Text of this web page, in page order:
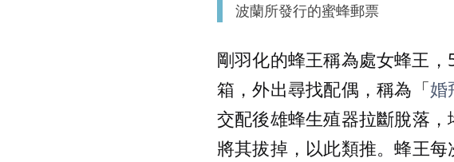
波蘭所發行的蜜蜂郵票
剛羽化的蜂王稱為處女蜂王
箱，外出尋找配偶，稱為「婚
交配後雄蜂生殖器拉斷脫落
將其拔掉，以此類推。蜂王